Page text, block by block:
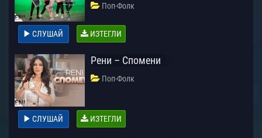
Поп-Фолк
СЛУШАЙ ИЗТЕГЛИ
Рени – Спомени
Поп-Фолк
СЛУШАЙ ИЗТЕГЛИ